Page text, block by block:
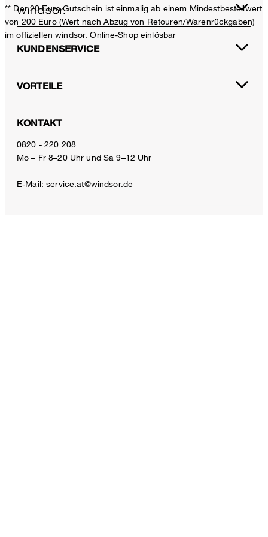
** Der 20 Euro Gutschein ist einmalig ab einem Mindestbestellwert
von 200 Euro (Wert nach Abzug von Retouren/Warenrückgaben)
im offiziellen windsor. Online-Shop einlösbar
KUNDENSERVICE
VORTEILE
KONTAKT
0820 - 220 208
Mo – Fr 8–20 Uhr und Sa 9–12 Uhr
E-Mail:service.at@windsor.de